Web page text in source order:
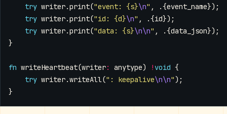
try writer.print("event: {s}\n" , .{event_name});
try writer.print("id: {d}\n" , .{id});
try writer.print("data: {s}\n\n" , .{data_json});
}
fn writeHeartbeat(writer: anytype) ! void {
try writer.writeAll(": keepalive\n\n");
}